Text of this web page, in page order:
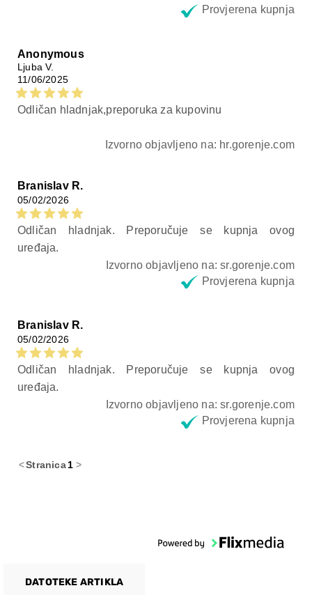
Provjerena kupnja
Anonymous
Ljuba V.
11/06/2025
Odličan hladnjak,preporuka za kupovinu
Izvorno objavljeno na: hr.gorenje.com
Branislav R.
05/02/2026
Odličan hladnjak. Preporučuje se kupnja ovog
uređaja.
Izvorno objavljeno na: sr.gorenje.com
Provjerena kupnja
Branislav R.
05/02/2026
Odličan hladnjak. Preporučuje se kupnja ovog
uređaja.
Izvorno objavljeno na: sr.gorenje.com
Provjerena kupnja
<Stranica1 >
DATOTEKE ARTIKLA